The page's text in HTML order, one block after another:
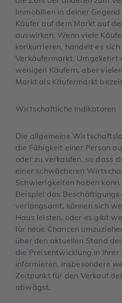
Immobilien in deiner
Käufer auf dem Markt auf
auswirken. Wenn viele
konkurrieren, handelt es sich
Verkäufermarkt. Umgekehrt
wenigen Käufern, aber
Markt als Käufermarkt
Wirtschaftliche Indikatoren
Die allgemeine
die Fähigkeit einer Person
oder zu verkaufen, so dass
einer schwächeren
Schwierigkeiten haben
Beispiel das
verlangsamt, können sich
Haus leisten, oder es gibt
für neue Chancen
über den aktuellen Stand
die Preisentwicklung in Ihrer
informieren, insbesondere
Zeitpunkt für den Verkauf
abwägst.